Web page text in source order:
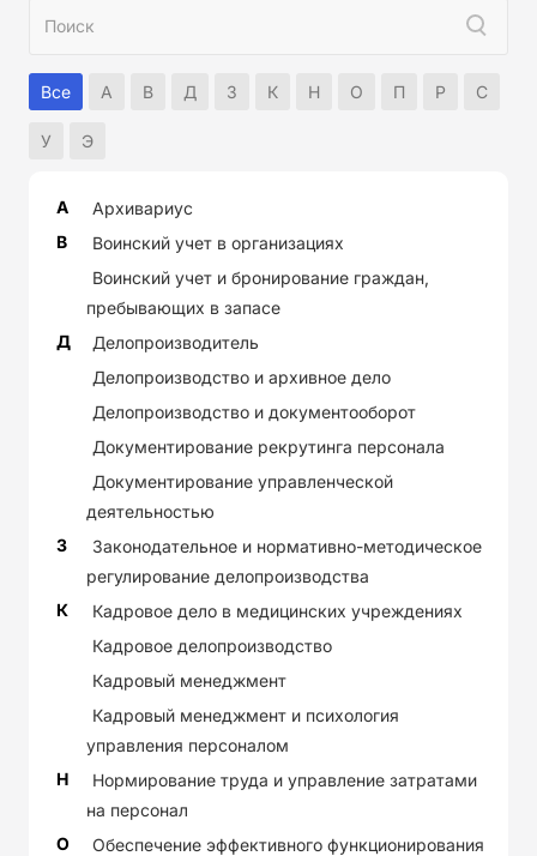
Все А В Д З К Н О П Р С
У Э
А
Архивариус
В
Воинский учет в организациях
Воинский учет и бронирование граждан,
пребывающих в запасе
Д
Делопроизводитель
Делопроизводство и архивное дело
Делопроизводство и документооборот
Документирование рекрутинга персонала
Документирование управленческой
деятельностью
З
Законодательное и нормативно-методическое
регулирование делопроизводства
К
Кадровое дело в медицинских учреждениях
Кадровое делопроизводство
Кадровый менеджмент
Кадровый менеджмент и психология
управления персоналом
Н
Нормирование труда и управление затратами
на персонал
О
Обеспечение эффективного функционирования